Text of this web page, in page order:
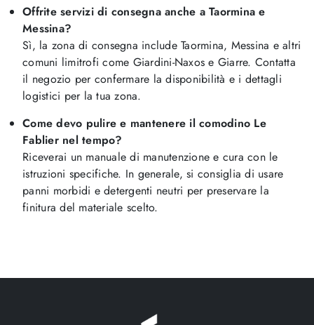
Offrite servizi di consegna anche a Taormina e
Messina?
Sì, la zona di consegna include Taormina, Messina e altri
comuni limitrofi come Giardini-Naxos e Giarre. Contatta
il negozio per confermare la disponibilità e i dettagli
logistici per la tua zona.
Come devo pulire e mantenere il comodino Le
Fablier nel tempo?
Riceverai un manuale di manutenzione e cura con le
istruzioni specifiche. In generale, si consiglia di usare
panni morbidi e detergenti neutri per preservare la
finitura del materiale scelto.